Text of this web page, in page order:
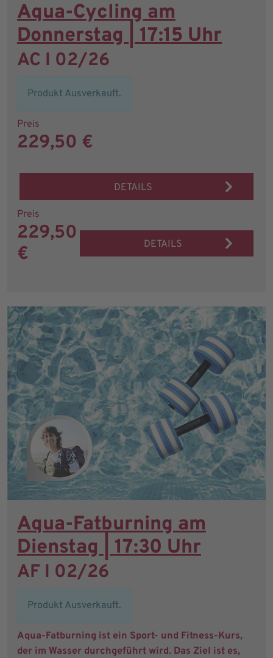
Aqua-Cycling am
Donnerstag | 17:15 Uhr
AC I 02/26
Produkt Ausverkauft.
Preis
229,50 €
DETAILS
Preis
229,50
€
DETAILS
Aqua-Fatburning am
Dienstag | 17:30 Uhr
AF I 02/26
Produkt Ausverkauft.
Aqua-Fatburning ist ein Sport- und Fitness-Kurs,
der im Wasser durchgeführt wird. Das Ziel ist es,